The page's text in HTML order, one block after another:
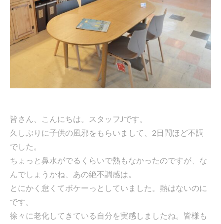
皆さん、こんにちは。スタッフJです。
久しぶりに子供の風邪をもらいまして、2日間ほど不調
でした。
ちょっと鼻水がでるくらいで熱もなかったのですが、な
んでしょうかね、あの絶不調感は。
とにかく怠くてボケーっとしていました。熱はないのに
です。
徐々に老化してきている自分を実感しましたね。皆様も